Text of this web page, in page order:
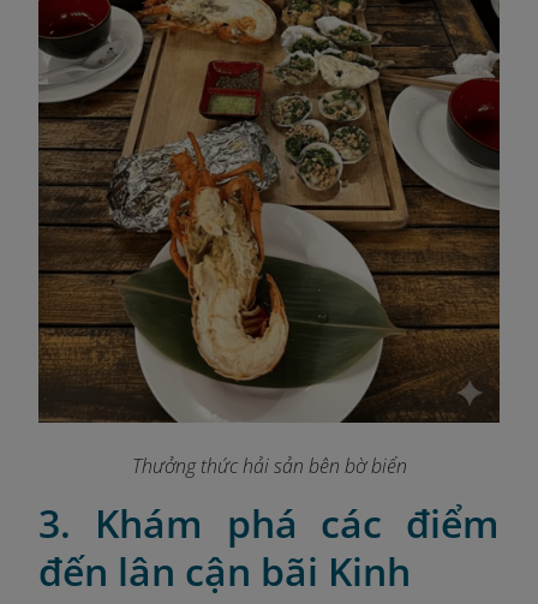
Thưởng thức hải sản bên bờ biển
3. Khám phá các điểm
đến lân cận bãi Kinh